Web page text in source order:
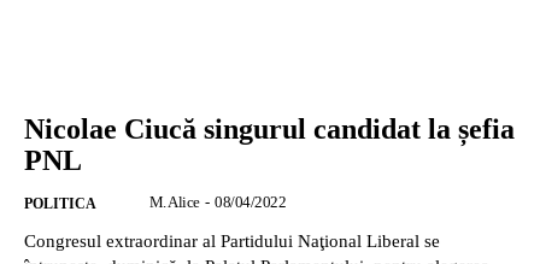
Nicolae Ciucă singurul candidat la șefia
PNL
POLITICA M. Alice - 08/04/2022
Congresul extraordinar al Partidului Naţional Liberal se